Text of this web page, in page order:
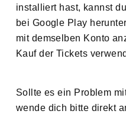
installiert hast, kannst
bei Google Play
mit demselben Konto
Kauf der Tickets
Sollte es ein Problem
wende dich bitte direkt